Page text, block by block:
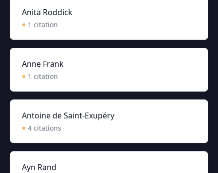
Anita Roddick
1 citation
Anne Frank
1 citation
Antoine de Saint-Exupéry
4 citations
Ayn Rand